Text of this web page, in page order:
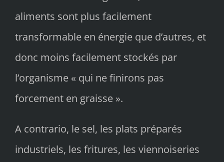
aliments sont plus facilement
transformable en énergie que d’autres, et
donc moins facilement stockés par
l’organisme « qui ne finirons pas
forcement en graisse ».
A contrario, le sel, les plats préparés
industriels, les fritures, les viennoiseries